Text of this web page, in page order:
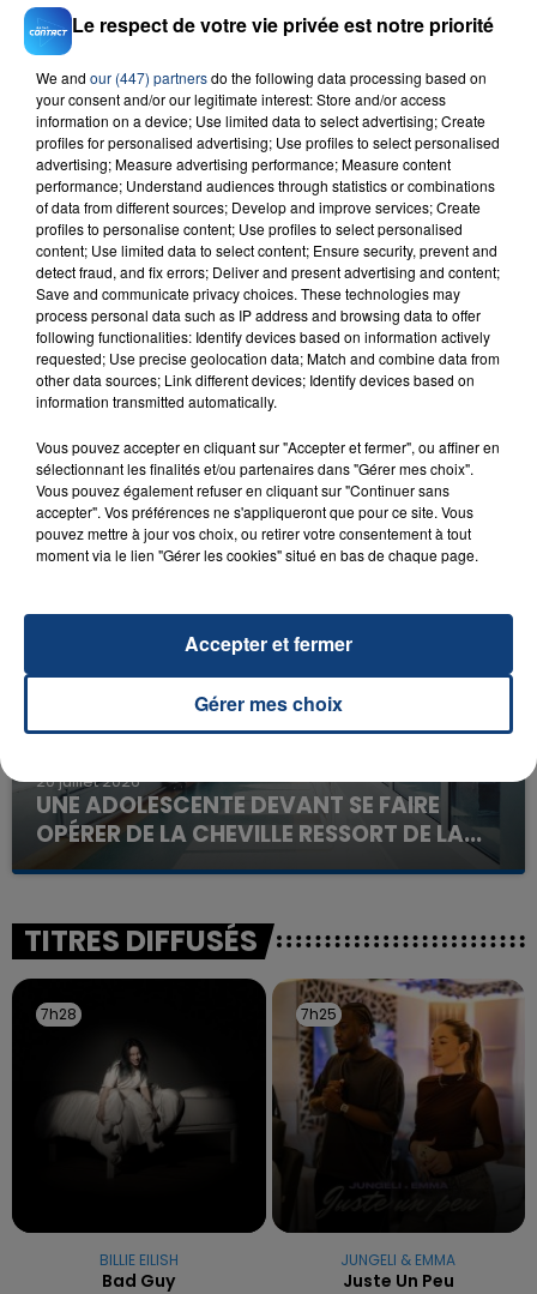
BILLIE EILISH
FIL D'ACTU
23 juillet 2026
INCENDIE MORTEL À LENS : UNE FEMME ET
SON BÉBÉ ENTRE LA VIE ET LA...
Un homme s'est immolé par le feu après avoir
d'un liquide inflammable.
20 juillet 2026
UNE ADOLESCENTE DEVANT SE FAIRE
OPÉRER DE LA CHEVILLE RESSORT DE LA...
La famille a porté plainte contre la clinique qui a
excuses.
TITRES DIFFUSÉS
7h28
7h28
BILLIE EILISH
Bad Guy
7h25
7h25
JUNGELI & EMMA
Juste Un Peu
Le respect de votre vie privée est notre priorité
We and our (447) partnersdo the following data processing based on
your consent and/or our legitimate interest: Store and/or access
information on a device; Use limited data to select advertising; Create
profiles for personalised advertising; Use profiles to select personalised
advertising; Measure advertising performance; Measure content
performance; Understand audiences through statistics or combinations
of data from different sources; Develop and improve services; Create
profiles to personalise content; Use profiles to select personalised
content; Use limited data to select content; Ensure security, prevent and
detect fraud, and fix errors; Deliver and present advertising and content;
Save and communicate privacy choices. These technologies may
process personal data such as IP address and browsing data to offer
following functionalities: Identify devices based on information actively
requested; Use precise geolocation data; Match and combine data from
other data sources; Link different devices; Identify devices based on
information transmitted automatically.
Vous pouvez accepter en cliquant sur "Accepter et fermer", ou affiner en
sélectionnant les finalités et/ou partenaires dans "Gérer mes choix".
Vous pouvez également refuser en cliquant sur "Continuer sans
accepter". Vos préférences ne s'appliqueront que pour ce site. Vous
pouvez mettre à jour vos choix, ou retirer votre consentement à tout
moment via le lien "Gérer les cookies" situé en bas de chaque page.
Gérer mes choix
Accepter et fermer